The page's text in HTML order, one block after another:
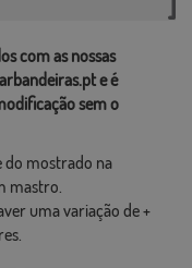
com as nossas
e é
sem o
do mostrado na
mastro.
uma variação de +